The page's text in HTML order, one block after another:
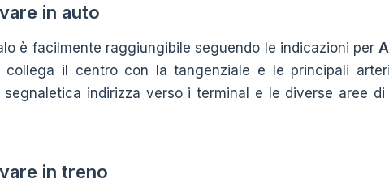
in auto
è facilmente raggiungibile seguendo le indicazioni per
collega il centro con la tangenziale e le principali
segnaletica indirizza verso i terminal e le diverse aree
in treno